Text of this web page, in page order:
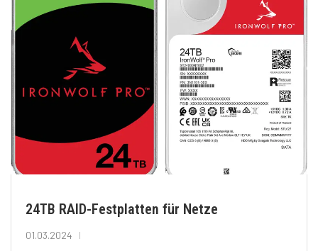
24TB RAID-Festplatten für Netze
01.03.2024